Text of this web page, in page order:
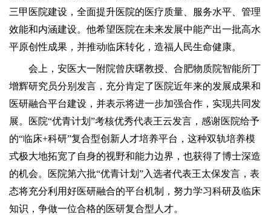
三甲医院建设，全面提升医院的医疗质量、服务水平、管理
效能和内涵建设。他希望医院在未来发展中能产出一批高水
平原创性成果，并推动临床转化，造福人民生命健康。
会上，安医大一附院曾庆曙教授、合肥物质院智能所丁
增辉研究员分别发言，充分肯定了医院近年来的发展成果和
医研融合平台建设，并表示将进一步加强合作，实现共同发
展。医院“优青计划”考核优秀代表王云发言，感谢医院给予
的“临床+科研”复合型创新人才培养平台，这种双轨培养模
式极大地拓宽了自身的视野和能力边界，也获得了博士深造
的机会。医院第六批“优青计划”入选者代表王太保发言，表
态将充分利用好医研融合的平台机制，努力学习科研及临床
知识，争做一位合格的医研复合型人才。